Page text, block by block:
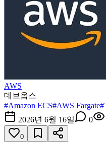
AWS
데브옵스
#Amazon ECS#AWS Fargate#
2026년 6월 16일
0
0